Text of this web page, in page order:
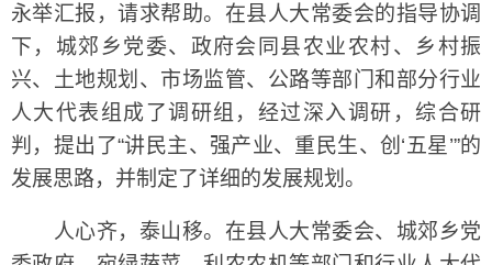
永举汇报，请求帮助。在县人大常委会的指导协调
下，城郊乡党委、政府会同县农业农村、乡村振
兴、土地规划、市场监管、公路等部门和部分行业
人大代表组成了调研组，经过深入调研，综合研
判，提出了“讲民主、强产业、重民生、创‘五星’”的
发展思路，并制定了详细的发展规划。
人心齐，泰山移。在县人大常委会、城郊乡党